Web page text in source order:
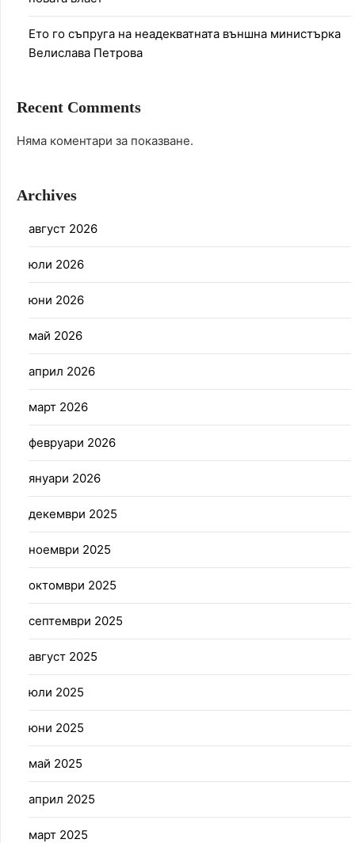
Ето го съпруга на неадекватната външна министърка
Велислава Петрова
Recent Comments
Няма коментари за показване.
Archives
август 2026
юли 2026
юни 2026
май 2026
април 2026
март 2026
февруари 2026
януари 2026
декември 2025
ноември 2025
октомври 2025
септември 2025
август 2025
юли 2025
юни 2025
май 2025
април 2025
март 2025